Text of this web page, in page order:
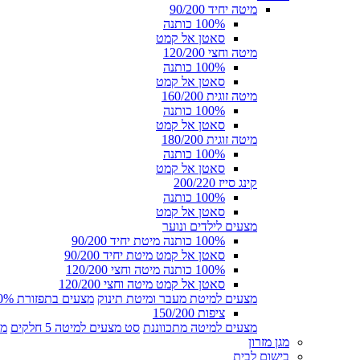
מיטה יחיד 90/200
100% כותנה
סאטן אל קמט
מיטה וחצי 120/200
100% כותנה
סאטן אל קמט
מיטה זוגית 160/200
100% כותנה
סאטן אל קמט
מיטה זוגית 180/200
100% כותנה
סאטן אל קמט
קינג סייז 200/220
100% כותנה
סאטן אל קמט
מצעים לילדים ונוער
100% כותנה מיטת יחיד 90/200
סאטן אל קמט מיטת יחיד 90/200
100% כותנה מיטה וחצי 120/200
סאטן אל קמט מיטה וחצי 120/200
מצעים למיטת מעבר ומיטת תינוק מצעים בתפזורת 100% כותנה
ציפות 150/200
מצעים למיטה מתכווננת סט מצעים למיטה 5 חלקים
מגן מזרון
בישום לבית